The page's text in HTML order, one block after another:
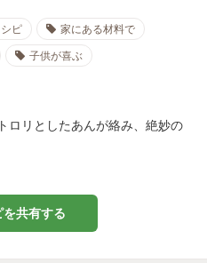
ピ
家にある材料で
子供が喜ぶ
ロリとしたあんが絡み、絶妙の
を共有する